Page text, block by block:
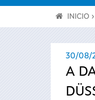
Menú
está
INICIO ›
30/08/
A